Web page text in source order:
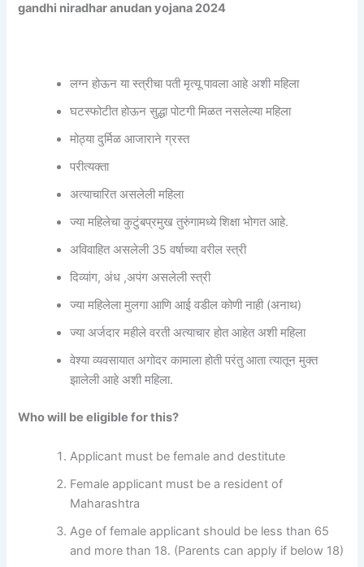
gandhi niradhar anudan yojana 2024
लग्न होऊन या स्त्रीचा पती मृत्यू पावला आहे अशी महिला
घटस्फोटीत होऊन सुद्धा पोटगी मिळत नसलेल्या महिला
मोठ्या दुर्मिळ आजाराने ग्रस्त
परीत्यक्ता
अत्याचारित असलेली महिला
ज्या महिलेचा कुटुंबप्रमुख तुरुंगामध्ये शिक्षा भोगत आहे.
अविवाहित असलेली 35 वर्षाच्या वरील स्त्री
दिव्यांग, अंध ,अपंग असलेली स्त्री
ज्या महिलेला मुलगा आणि आई वडील कोणी नाही (अनाथ)
ज्या अर्जदार महीले वरती अत्याचार होत आहेत अशी महिला
वेश्या व्यवसायात अगोदर कामाला होती परंतु आता त्यातून मुक्त
झालेली आहे अशी महिला.
Who will be eligible for this?
Applicant must be female and destitute
Female applicant must be a resident of
Maharashtra
Age of female applicant should be less than 65
and more than 18. (Parents can apply if below 18)